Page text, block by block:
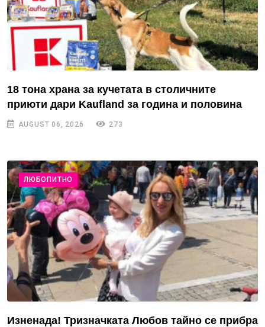
18 тона храна за кучетата в столичните
приюти дари Kaufland за година и половина
AUGUST 06, 2026 273
ЛЮБОПИТНО
Изненада! Тризначката Любов тайно се прибра